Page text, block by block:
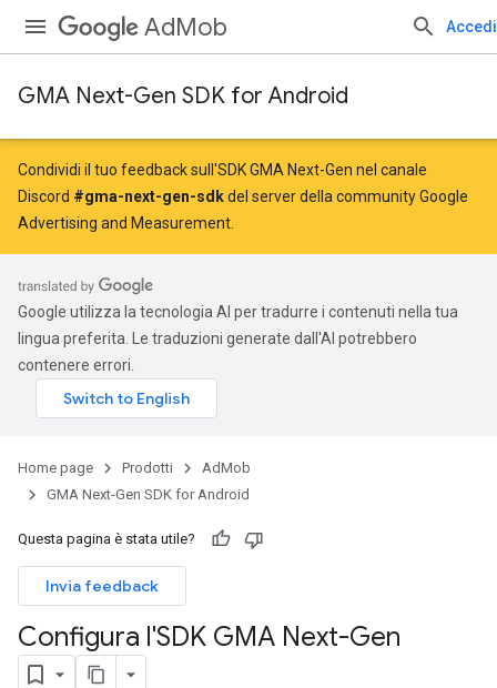
AdMob Accedi
GMA Next-Gen SDK for Android
Condividi il tuo feedback sull'SDK GMA Next-Gen nel canale
Discord #gma-next-gen-sdkdel server della community Google
Advertising and Measurement.
Google utilizza la tecnologia AI per tradurre i contenuti nella tua
lingua preferita. Le traduzioni generate dall'AI potrebbero
contenere errori.
Home page Prodotti
AdMob
GMA Next-Gen SDK for Android
Questa pagina è stata utile?
Invia feedback
Configura l'SDK GMA Next-Gen